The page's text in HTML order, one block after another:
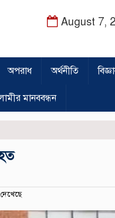
August 7,
অপরাধ অর্থনীতি
মানববন্ধন